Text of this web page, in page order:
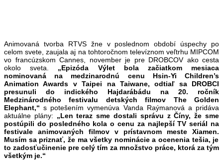
Animovaná tvorba RTVS žne v poslednom období úspechy po
celom svete, zaujala aj na tohtoročnom televíznom veľtrhu MIPCOM
vo francúzskom Cannes, november je pre DROBCOV ako cesta
okolo sveta. „Epizóda Výlet bola začiatkom mesiaca
nominovaná na medzinarodnú cenu Hsin-Yi Children’s
Animation Awards v Taipei na Taiwane, odtiaľ sa DROBCI
presunuli do indického Hajdarábádu na 20. ročník
Medzinárodného festivalu detských filmov The Golden
Elephant,“s potešením vymenúva Vanda Raýmanová a pridáva
aktuálne plány: „Len teraz sme dostali správu z Číny, že sme
postúpili do posledného kola o cenu za najlepší TVseriál na
festivale animovaných filmov v prístavnom meste Xiamen.
Musím sa priznať, že ma všetky nominácie a ocenenia tešia, je
to zadosťučinenie pre celý tím za množstvo práce, ktorá za tým
všetkým je.“